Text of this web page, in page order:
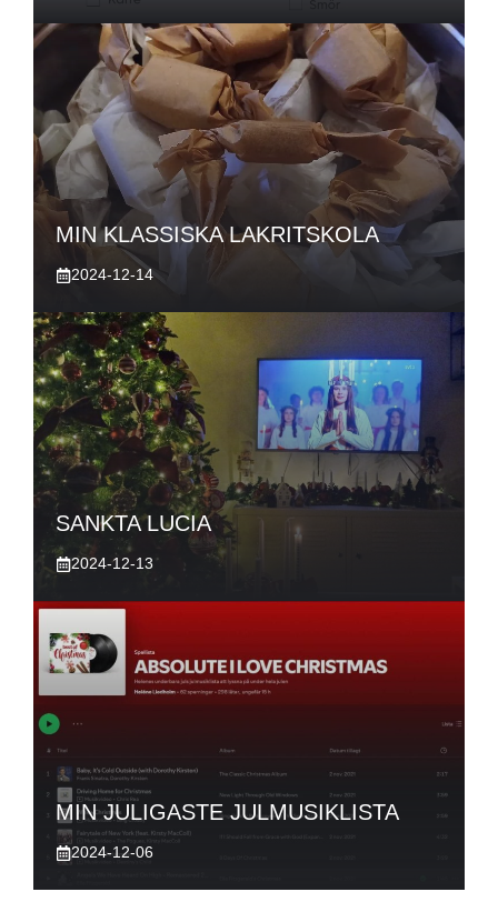
MIN KLASSISKA LAKRITSKOLA
2024-12-14
SANKTA LUCIA
2024-12-13
MIN JULIGASTE JULMUSIKLISTA
2024-12-06